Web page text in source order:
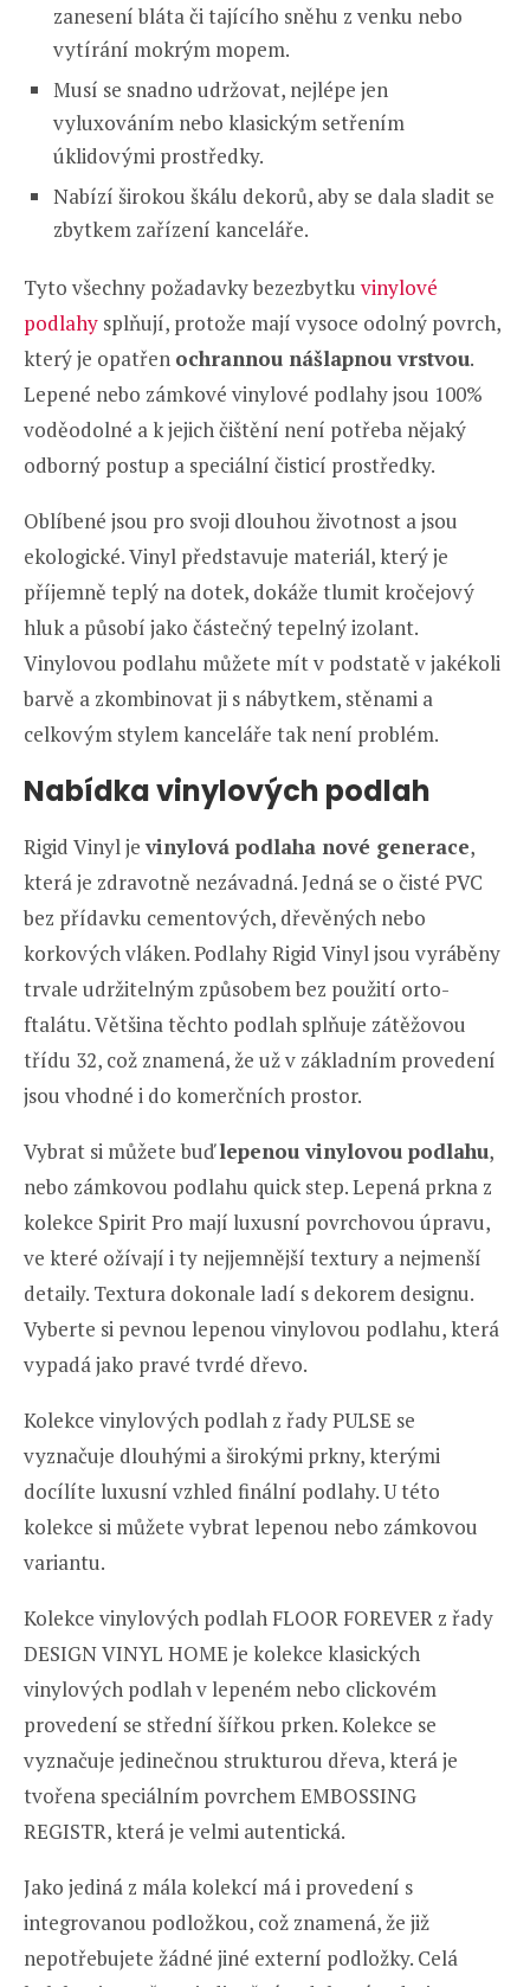
zanesení bláta či tajícího sněhu z venku nebo
vytírání mokrým mopem.
Musí se snadno udržovat, nejlépe jen
vyluxováním nebo klasickým setřením
úklidovými prostředky.
Nabízí širokou škálu dekorů, aby se dala sladit se
zbytkem zařízení kanceláře.
Tyto všechny požadavky bezezbytku vinylové
podlahy splňují, protože mají vysoce odolný povrch,
který je opatřen ochrannou nášlapnou vrstvou.
Lepené nebo zámkové vinylové podlahy jsou 100%
voděodolné a k jejich čištění není potřeba nějaký
odborný postup a speciální čisticí prostředky.
Oblíbené jsou pro svoji dlouhou životnost a jsou
ekologické. Vinyl představuje materiál, který je
příjemně teplý na dotek, dokáže tlumit kročejový
hluk a působí jako částečný tepelný izolant.
Vinylovou podlahu můžete mít v podstatě v jakékoli
barvě a zkombinovat ji s nábytkem, stěnami a
celkovým stylem kanceláře tak není problém.
Nabídka vinylových podlah
Rigid Vinyl je vinylová podlaha nové generace,
která je zdravotně nezávadná. Jedná se o čisté PVC
bez přídavku cementových, dřevěných nebo
korkových vláken. Podlahy Rigid Vinyl jsou vyráběny
trvale udržitelným způsobem bez použití orto-
ftalátu. Většina těchto podlah splňuje zátěžovou
třídu 32, což znamená, že už v základním provedení
jsou vhodné i do komerčních prostor.
Vybrat si můžete buďlepenou vinylovou podlahu,
nebo zámkovou podlahu quick step. Lepená prkna z
kolekce Spirit Pro mají luxusní povrchovou úpravu,
ve které ožívají i ty nejjemnější textury a nejmenší
detaily. Textura dokonale ladí s dekorem designu.
Vyberte si pevnou lepenou vinylovou podlahu, která
vypadá jako pravé tvrdé dřevo.
Kolekce vinylových podlah z řady PULSE se
vyznačuje dlouhými a širokými prkny, kterými
docílíte luxusní vzhled finální podlahy. U této
kolekce si můžete vybrat lepenou nebo zámkovou
variantu.
Kolekce vinylových podlah FLOOR FOREVER z řady
DESIGN VINYL HOME je kolekce klasických
vinylových podlah v lepeném nebo clickovém
provedení se střední šířkou prken. Kolekce se
vyznačuje jedinečnou strukturou dřeva, která je
tvořena speciálním povrchem EMBOSSING
REGISTR, která je velmi autentická.
Jako jediná z mála kolekcí má i provedení s
integrovanou podložkou, což znamená, že již
nepotřebujete žádné jiné externí podložky. Celá